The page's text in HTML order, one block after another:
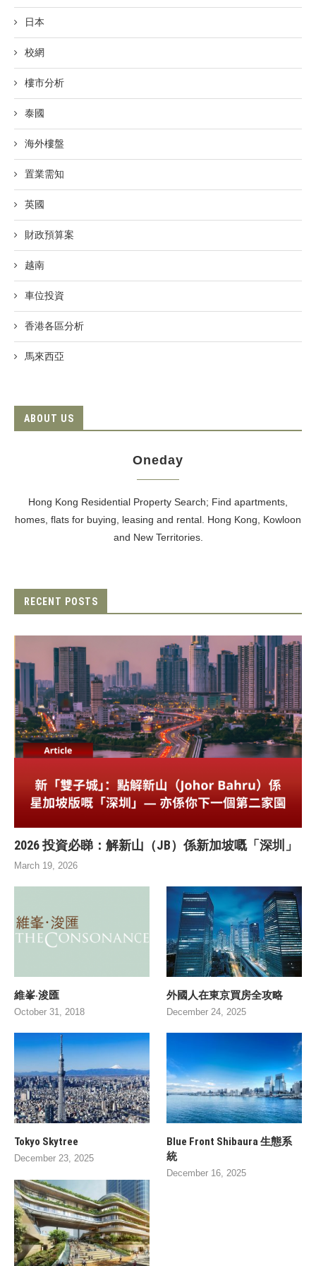
日本
校網
樓市分析
泰國
海外樓盤
置業需知
英國
財政預算案
越南
車位投資
香港各區分析
馬來西亞
ABOUT US
Oneday
Hong Kong Residential Property Search; Find apartments,
homes, flats for buying, leasing and rental. Hong Kong, Kowloon
and New Territories.
RECENT POSTS
2026 投資必睇：解新山（JB）係新加坡嘅「深圳」
March 19, 2026
維峯‧浚匯
October 31, 2018
外國人在東京買房全攻略
December 24, 2025
Tokyo Skytree
December 23, 2025
Blue Front Shibaura 生態系
統
December 16, 2025